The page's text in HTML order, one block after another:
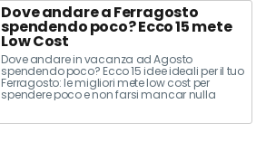
Dove andare a Ferragosto
spendendo poco? Ecco 15 mete
Low Cost
Dove andare in vacanza ad Agosto
spendendo poco? Ecco 15 idee ideali per il tuo
Ferragosto: le migliori mete low cost per
spendere poco e non farsi mancar nulla